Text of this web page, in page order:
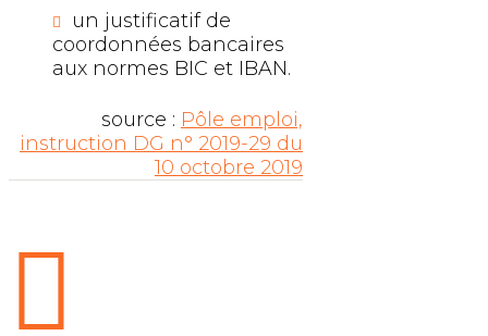
un justificatif de
coordonnées bancaires
aux normes BIC et IBAN.
source : Pôle emploi,
instruction DG n° 2019-29 du
10 octobre 2019